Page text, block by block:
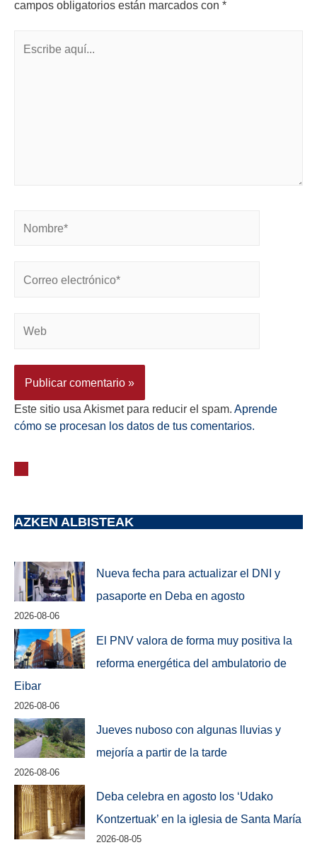
campos obligatorios están marcados con *
Este sitio usa Akismet para reducir el spam. Aprende
cómo se procesan los datos de tus comentarios.
AZKEN ALBISTEAK
Nueva fecha para actualizar el DNI y
pasaporte en Deba en agosto
2026-08-06
El PNV valora de forma muy positiva la
reforma energética del ambulatorio de
Eibar
2026-08-06
Jueves nuboso con algunas lluvias y
mejoría a partir de la tarde
2026-08-06
Deba celebra en agosto los ‘Udako
Kontzertuak’ en la iglesia de Santa María
2026-08-05